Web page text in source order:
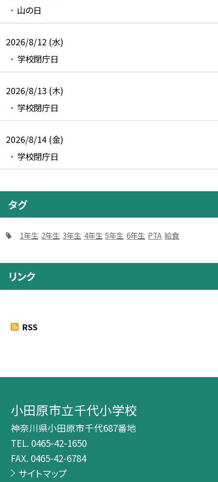
山の日
2026/8/12 (水)
学校閉庁日
2026/8/13 (木)
学校閉庁日
2026/8/14 (金)
学校閉庁日
タグ
1年生 2年生 3年生 4年生 5年生 6年生 PTA 給食
リンク
RSS
小田原市立千代小学校
神奈川県小田原市千代687番地
TEL. 0465-42-1650
FAX. 0465-42-6784
サイトマップ